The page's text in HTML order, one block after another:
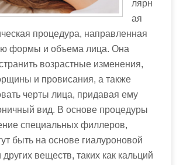
лярн
ая
процедура, направленная
формы и объема лица. Она
возрастные изменения,
и провисания, а также
черты лица, придавая ему
вид. В основе процедуры
специальных филлеров,
быть на основе гиалуроновой
веществ, таких как кальций